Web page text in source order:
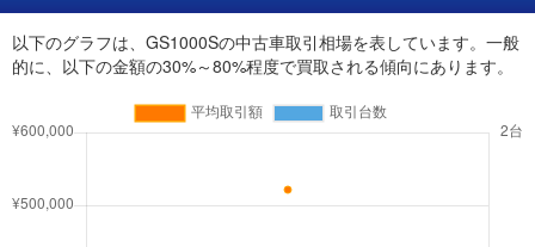
以下のグラフは、GS1000Sの中古車取引相場を表しています。一般
的に、以下の金額の30%～80%程度で買取される傾向にあります。